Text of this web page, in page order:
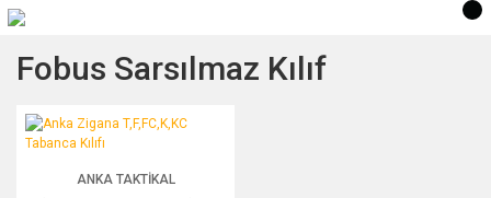
Fobus Sarsılmaz Kılıf
Anka Zigana T,F,FC,K,KC Tabanca Kılıfı
ANKA TAKTIKAL